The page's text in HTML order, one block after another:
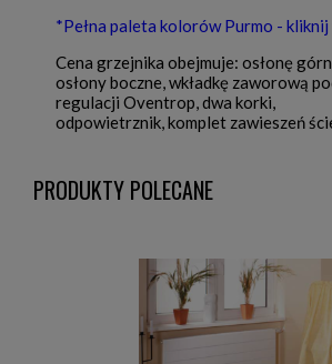
*Pełna paleta kolorów Purmo -
Cena grzejnika obejmuje: osłonę
osłony boczne, wkładkę zaworową
regulacji Oventrop, dwa korki,
odpowietrznik, komplet zawieszeń
PRODUKTY POLECANE